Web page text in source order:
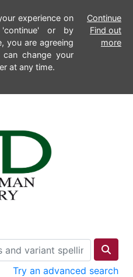
experience on
or by
you are agreeing
change your
at any time.
Continue
Find out
more
Try an advanced search